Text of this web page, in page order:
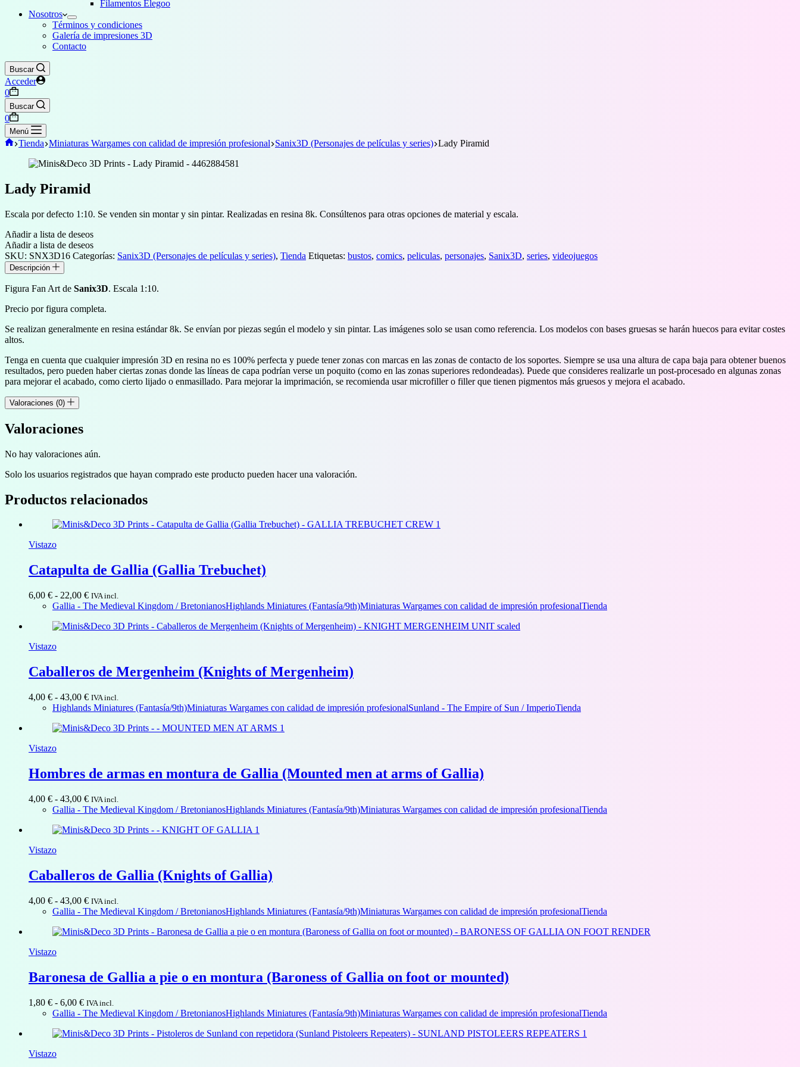
Filamentos Elegoo
Nosotros
Términos y condiciones
Galería de impresiones 3D
Contacto
Buscar
Acceder
Carro
de
compra
0
Buscar
Carro
de
compra
0
Menú
Inicio
Tienda Miniaturas Wargames con calidad de impresión profesional Sanix3D (Personajes de películas y series) Lady Piramid
Lady Piramid
Escala por defecto 1:10. Se venden sin montar y sin pintar. Realizadas en resina 8k. Consúltenos para otras opciones de material y escala.
Añadir a lista de deseos
Añadir a lista de deseos
SKU: SNX3D16 Categorías: Sanix3D (Personajes de películas y series), Tienda Etiquetas: bustos, comics, peliculas, personajes, Sanix3D, series, videojuegos
Descripción
Figura Fan Art de Sanix3D. Escala 1:10.
Precio por figura completa.
Se realizan generalmente en resina estándar 8k. Se envían por piezas según el modelo y sin pintar. Las imágenes solo se usan como referencia. Los modelos con bases gruesas se harán huecos para evitar costes
altos.
Tenga en cuenta que cualquier impresión 3D en resina no es 100% perfecta y puede tener zonas con marcas en las zonas de contacto de los soportes. Siempre se usa una altura de capa baja para obtener buenos
resultados, pero pueden haber ciertas zonas donde las líneas de capa podrían verse un poquito (como en las zonas superiores redondeadas). Puede que consideres realizarle un post-procesado en algunas zonas
para mejorar el acabado, como cierto lijado o enmasillado. Para mejorar la imprimación, se recomienda usar microfiller o filler que tienen pigmentos más gruesos y mejora el acabado.
Valoraciones (0)
Valoraciones
No hay valoraciones aún.
Solo los usuarios registrados que hayan comprado este producto pueden hacer una valoración.
Productos relacionados
Vistazo
Catapulta de Gallia (Gallia Trebuchet)
6,00 € - 22,00 €Rango
de
desde
IVA incl.
Gallia - The Medieval Kingdom / BretonianosHighlands Miniatures (Fantasía/9th)Miniaturas Wargames con calidad de impresión profesionalTienda
Vistazo
Caballeros de Mergenheim (Knights of Mergenheim)
4,00 € - 43,00 €Rango
de
desde
IVA incl.
Highlands Miniatures (Fantasía/9th)Miniaturas Wargames con calidad de impresión profesionalSunland - The Empire of Sun / ImperioTienda
Vistazo
Hombres de armas en montura de Gallia (Mounted men at arms of Gallia)
4,00 € - 43,00 €Rango
de
desde
IVA incl.
Gallia - The Medieval Kingdom / BretonianosHighlands Miniatures (Fantasía/9th)Miniaturas Wargames con calidad de impresión profesionalTienda
Vistazo
Caballeros de Gallia (Knights of Gallia)
4,00 € - 43,00 €Rango
de
desde
IVA incl.
Gallia - The Medieval Kingdom / BretonianosHighlands Miniatures (Fantasía/9th)Miniaturas Wargames con calidad de impresión profesionalTienda
Vistazo
Baronesa de Gallia a pie o en montura (Baroness of Gallia on foot or mounted)
1,80 € - 6,00 €Rango
de
desde
IVA incl.
Gallia - The Medieval Kingdom / BretonianosHighlands Miniatures (Fantasía/9th)Miniaturas Wargames con calidad de impresión profesionalTienda
Vistazo